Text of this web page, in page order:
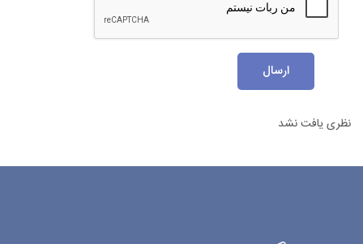
ارسال
نظری یافت نشد